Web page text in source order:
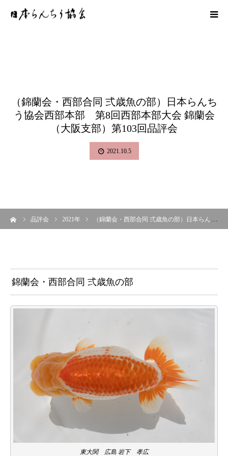
（錦蘭会・西部合同 弍歳魚の部）日本らんち
う協会西部本部 第8回西部本部大会 錦蘭会
（大阪支部）第103回品評会
2021.10.5
品評会 2021年 （錦蘭会・西部合同 弍歳魚の部）日本らんちう協会西部本部 第8回西部本部大会 錦蘭会（大阪支部）第103回品評会
錦蘭会・西部合同 弍歳魚の部
東大関 広島 岩下 孝広